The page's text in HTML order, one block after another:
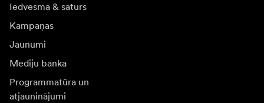
Iedvesma & saturs
Kampaņas
Jaunumi
Mediju banka
Programmatūra un
atjauninājumi